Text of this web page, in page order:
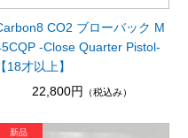
CO2 ブローバック M
-Close Quarter Pistol-
【18才以上】
22,800円
（税込み）